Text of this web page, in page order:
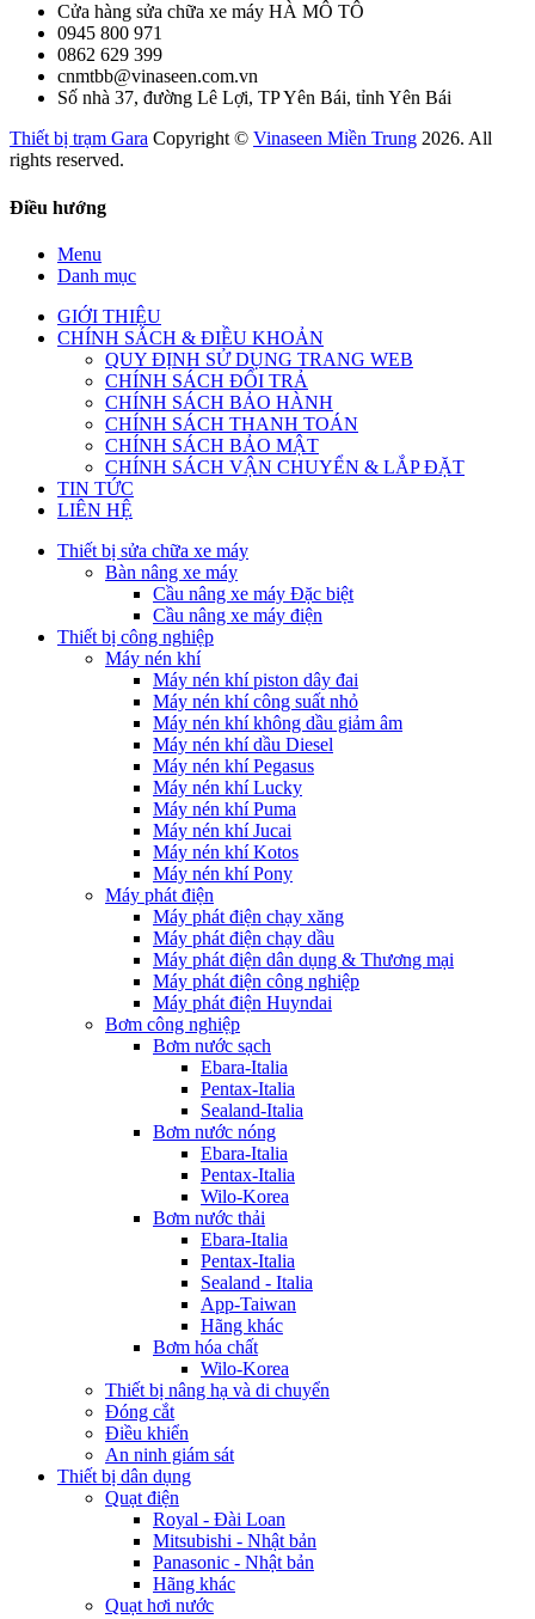
Cửa hàng sửa chữa xe máy HÀ MÔ TÔ
0945 800 971
0862 629 399
cnmtbb@vinaseen.com.vn
Số nhà 37, đường Lê Lợi, TP Yên Bái, tỉnh Yên Bái
Thiết bị trạm Gara Copyright © Vinaseen Miền Trung 2026. All
rights reserved.
Điều hướng
Menu
Danh mục
GIỚI THIỆU
CHÍNH SÁCH & ĐIỀU KHOẢN
QUY ĐỊNH SỬ DỤNG TRANG WEB
CHÍNH SÁCH ĐỔI TRẢ
CHÍNH SÁCH BẢO HÀNH
CHÍNH SÁCH THANH TOÁN
CHÍNH SÁCH BẢO MẬT
CHÍNH SÁCH VẬN CHUYỂN & LẮP ĐẶT
TIN TỨC
LIÊN HỆ
Thiết bị sửa chữa xe máy
Bàn nâng xe máy
Cầu nâng xe máy Đặc biệt
Cầu nâng xe máy điện
Thiết bị công nghiệp
Máy nén khí
Máy nén khí piston dây đai
Máy nén khí công suất nhỏ
Máy nén khí không dầu giảm âm
Máy nén khí dầu Diesel
Máy nén khí Pegasus
Máy nén khí Lucky
Máy nén khí Puma
Máy nén khí Jucai
Máy nén khí Kotos
Máy nén khí Pony
Máy phát điện
Máy phát điện chạy xăng
Máy phát điện chạy dầu
Máy phát điện dân dụng & Thương mại
Máy phát điện công nghiệp
Máy phát điện Huyndai
Bơm công nghiệp
Bơm nước sạch
Ebara-Italia
Pentax-Italia
Sealand-Italia
Bơm nước nóng
Ebara-Italia
Pentax-Italia
Wilo-Korea
Bơm nước thải
Ebara-Italia
Pentax-Italia
Sealand - Italia
App-Taiwan
Hãng khác
Bơm hóa chất
Wilo-Korea
Thiết bị nâng hạ và di chuyển
Đóng cắt
Điều khiển
An ninh giám sát
Thiết bị dân dụng
Quạt điện
Royal - Đài Loan
Mitsubishi - Nhật bản
Panasonic - Nhật bản
Hãng khác
Quạt hơi nước